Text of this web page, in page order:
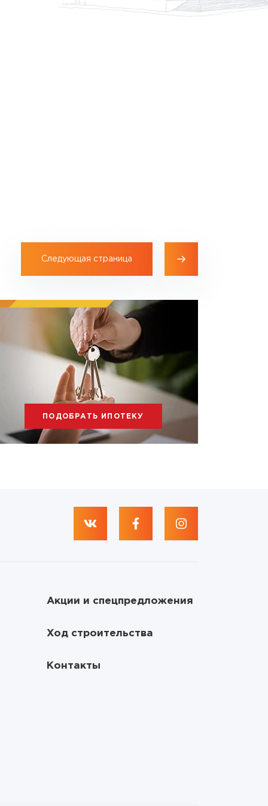
Следующая страница
ПОДОБРАТЬ ИПОТЕКУ
Акции и спецпредложения
Ход строительства
Контакты